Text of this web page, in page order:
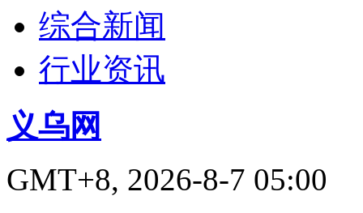
综合新闻
行业资讯
义乌网
GMT+8, 2026-8-7 05:00